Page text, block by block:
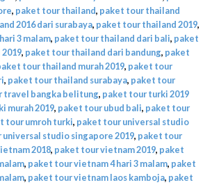
, paket tour thailand, paket tour thailand
2016 dari surabaya, paket tour thailand 2019,
3 malam, paket tour thailand dari bali, paket
, paket tour thailand dari bandung, paket
tour thailand murah 2019, paket tour
, paket tour thailand surabaya, paket tour
travel bangka belitung, paket tour turki 2019
murah 2019, paket tour ubud bali, paket tour
tour umroh turki, paket tour universal studio
studio singapore 2019, paket tour
2018, paket tour vietnam 2019, paket
, paket tour vietnam 4 hari 3 malam, paket
, paket tour vietnam laos kamboja, paket